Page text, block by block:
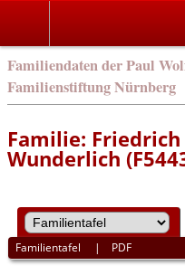
Familiendaten der Paul
Familienstiftung Nürnberg
Familie: Friedrich
Wunderlich
Familientafel | PDF